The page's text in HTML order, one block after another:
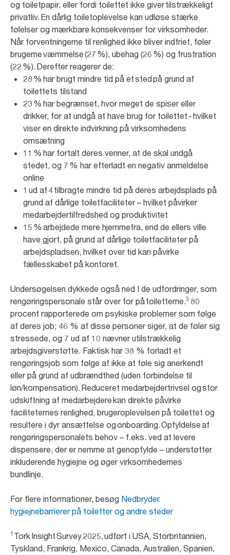
og toiletpapir, eller fordi toilettet ikke giver tilstrækkeligt
privatliv. En dårlig toiletoplevelse kan udløse stærke
følelser og mærkbare konsekvenser for virksomheder.
Når forventningerne til renlighed ikke bliver indfriet, føler
brugerne væmmelse (27 %), ubehag (26 %) og frustration
(22 %). Derefter reagerer de:
28 % har brugt mindre tid på et sted på grund af
toilettets tilstand
23 % har begrænset, hvor meget de spiser eller
drikker, for at undgå at have brug for toilettet - hvilket
viser en direkte indvirkning på virksomhedens
omsætning
11 % har fortalt deres venner, at de skal undgå
stedet, og 7 % har efterladt en negativ anmeldelse
online
1 ud af 4 tilbragte mindre tid på deres arbejdsplads på
grund af dårlige toiletfaciliteter – hvilket påvirker
medarbejdertilfredshed og produktivitet
15 % arbejdede mere hjemmefra, end de ellers ville
have gjort, på grund af dårlige toiletfaciliteter på
arbejdspladsen, hvilket over tid kan påvirke
fællesskabet på kontoret.
Undersøgelsen dykkede også ned I de udfordringer, som
rengøringspersonale står over for på toiletterne.3 80
procent rapporterede om psykiske problemer som følge
af deres job; 46 % af disse personer siger, at de føler sig
stressede, og 7 ud af 10 nævner utilstrækkelig
arbejdsgiverstøtte. Faktisk har 38 % forladt et
rengøringsjob som følge af ikke at føle sig anerkendt
eller på grund af udbrændthed (uden forbindelse til
løn/kompensation). Reduceret medarbejdertrivsel og stor
udskiftning af medarbejdere kan direkte påvirke
faciliteternes renlighed, brugeroplevelsen på toilettet og
resultere i dyr ansættelse og onboarding. Opfyldelse af
rengøringspersonalets behov – f.eks. ved at levere
dispensere, der er nemme at genopfylde – understøtter
inkluderende hygiejne og øger virksomhedernes
bundlinje.
For flere informationer, besøg Nedbryder
hygiejnebarrierer på toiletter og andre steder
1 Tork Insight Survey 2025, udført i USA, Storbritannien,
Tyskland, Frankrig, Mexico, Canada, Australien, Spanien,